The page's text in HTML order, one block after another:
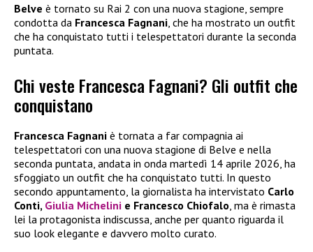
Belve è tornato su Rai 2 con una nuova stagione, sempre
condotta da Francesca Fagnani , che ha mostrato un outfit
che ha conquistato tutti i telespettatori durante la seconda
puntata.
Chi veste Francesca Fagnani? Gli outfit che
conquistano
Francesca Fagnani è tornata a far compagnia ai
telespettatori con una nuova stagione di Belve e nella
seconda puntata, andata in onda martedì 14 aprile 2026, ha
sfoggiato un outfit che ha conquistato tutti. In questo
secondo appuntamento, la giornalista ha intervistato Carlo
Conti, Giulia Michelini e Francesco Chiofalo, ma è rimasta
lei la protagonista indiscussa, anche per quanto riguarda il
suo look elegante e davvero molto curato.